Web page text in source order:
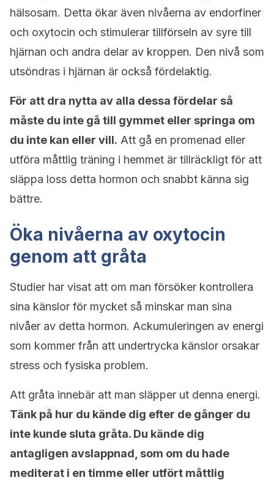
hälsosam. Detta ökar även nivåerna av endorfiner
och oxytocin och stimulerar tillförseln av syre till
hjärnan och andra delar av kroppen. Den nivå som
utsöndras i hjärnan är också fördelaktig.
För att dra nytta av alla dessa fördelar så
måste du inte gå till gymmet eller springa om
du inte kan eller vill. Att gå en promenad eller
utföra måttlig träning i hemmet är tillräckligt för att
släppa loss detta hormon och snabbt känna sig
bättre.
Öka nivåerna av oxytocin
genom att gråta
Studier har visat att om man försöker kontrollera
sina känslor för mycket så minskar man sina
nivåer av detta hormon. Ackumuleringen av energi
som kommer från att undertrycka känslor orsakar
stress och fysiska problem.
Att gråta innebär att man släpper ut denna energi.
Tänk på hur du kände dig efter de gånger du
inte kunde sluta gråta. Du kände dig
antagligen avslappnad, som om du hade
mediterat i en timme eller utfört måttlig